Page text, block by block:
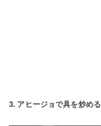
3. アヒージョで具を炒める